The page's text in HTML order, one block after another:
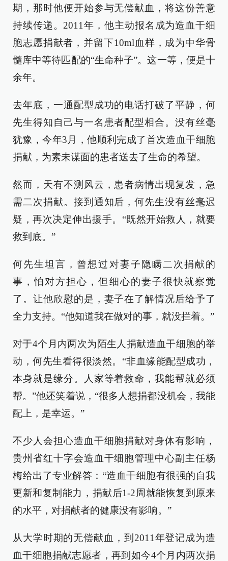
期，那时他便开始参与无偿献血，将这份善意
持续传递。2011年，他主动报名成为造血干细
胞志愿捐献者，并留下10ml血样，成为中华骨
髓库中等待匹配的“生命种子”。这一等，便是十
余年。
去年底，一通配型成功的电话打破了平静，何
先生得知自己与一名患者配型相合。没有丝毫
犹豫，今年3月，他顺利完成了首次造血干细胞
捐献，为素未谋面的患者送去了生命的希望。
然而，天有不测风云，患者病情出现复发，急
需二次捐献。接到通知后，何先生没有丝毫迟
疑，再次决定伸出援手。“既然开始救人，就要
救到底。”
何先生坦言，曾想过对妻子隐瞒二次捐献的
事，怕对方担心，但细心的妻子很快就察觉
了。让他欣慰的是，妻子在了解情况后给予了
全力支持。“他知道我在做对的事，就没拦着。”
对于4个月内两次为陌生人捐献造血干细胞的举
动，何先生看得很淡然。“非血缘能配型成功，
本身就是缘分。人家等着救命，我能帮就必须
帮。”他还笑着说，“很多人想捐都没机会，我能
配上，是幸运。”
不少人会担心造血干细胞捐献对身体有影响，
贵州省红十字会造血干细胞管理中心副主任杨
梅给出了专业解答：“造血干细胞有很强的自我
更新和复制能力，捐献后1-2周就能恢复到原来
的水平，对捐献者的健康没有影响。”
从大学时期的无偿献血，到2011年登记成为造
血干细胞捐献志愿者，再到如今4个月内两次捐